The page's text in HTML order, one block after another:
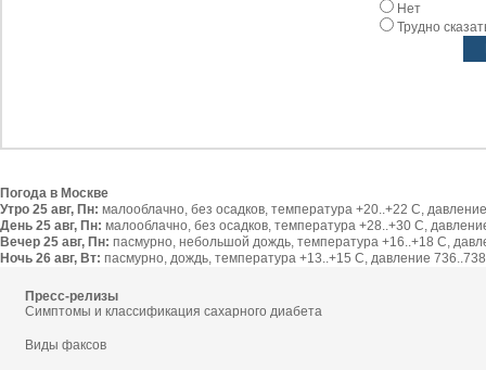
Нет
Трудно
Погода в Москве
Утро 25 авг, Пн: малооблачно, без осадков, температура +20..+22 С,
День 25 авг, Пн: малооблачно, без осадков, температура +28..+30 С,
Вечер 25 авг, Пн: пасмурно, небольшой дождь, температура +16..+18 С,
Ночь 26 авг, Вт: пасмурно, дождь, температура +13..+15 С, давление
Пресс-релизы
Симптомы и классификация сахарного диабета
Виды факсов